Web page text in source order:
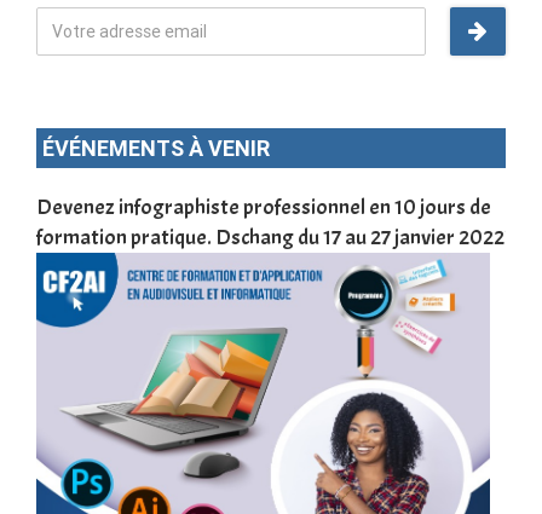
ÉVÉNEMENTS À VENIR
Devenez infographiste professionnel en 10 jours de
formation pratique. Dschang du 17 au 27 janvier 2022